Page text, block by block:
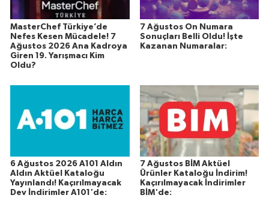
MasterChef Türkiye’de
Nefes Kesen Mücadele! 7
Ağustos 2026 Ana Kadroya
Giren 19. Yarışmacı Kim
Oldu?
7 Ağustos On Numara
Sonuçları Belli Oldu! İşte
Kazanan Numaralar:
6 Ağustos 2026 A101 Aldın
Aldın Aktüel Kataloğu
Yayınlandı! Kaçırılmayacak
Dev İndirimler A101'de:
7 Ağustos BİM Aktüel
Ürünler Kataloğu İndirim!
Kaçırılmayacak İndirimler
BİM'de: